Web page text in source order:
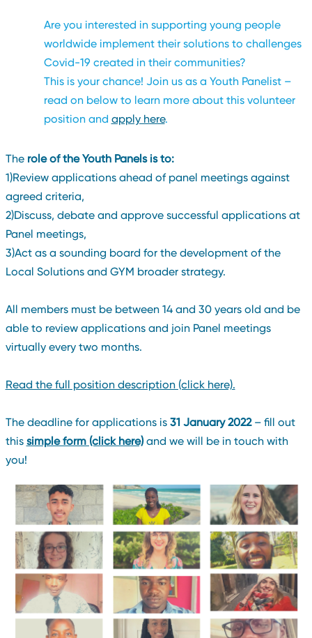
Are you interested in supporting young people
worldwide implement their solutions to challenges
Covid-19 created in their communities?
This is your chance! Join us as a Youth Panelist –
read on below to learn more about this volunteer
position and apply here.
The role of the Youth Panels is to:
1)Review applications ahead of panel meetings against
agreed criteria,
2)Discuss, debate and approve successful applications at
Panel meetings,
3)Act as a sounding board for the development of the
Local Solutions and GYM broader strategy.
All members must be between 14 and 30 years old and be
able to review applications and join Panel meetings
virtually every two months.
Read the full position description (click here).
The deadline for applications is 31 January 2022 – fill out
this simple form (click here) and we will be in touch with
you!